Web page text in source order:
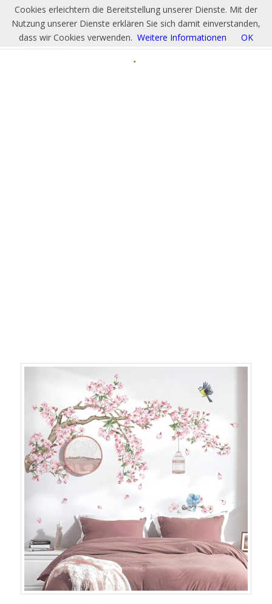
Cookies erleichtern die Bereitstellung unserer Dienste. Mit der
Nutzung unserer Dienste erklären Sie sich damit einverstanden,
dass wir Cookies verwenden. Weitere Informationen OK